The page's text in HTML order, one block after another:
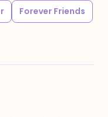
Forever Friends